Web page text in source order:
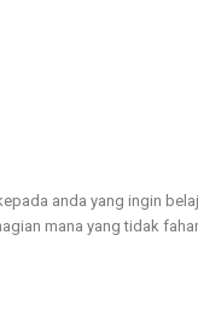
anda yang ingin
mana yang tidak